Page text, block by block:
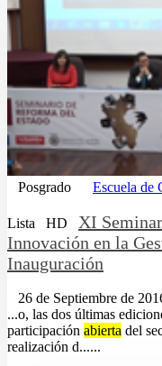
Posgrado Escuela de
Lista HD
XI
Innovación en la
Inauguración
26 de Septiembre de
...o, las dos últimas
participación abierta del
realización d......